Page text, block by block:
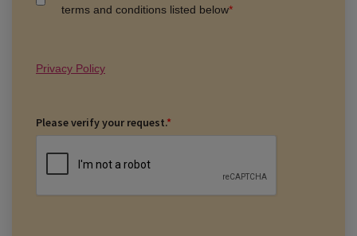
terms and conditions listed below*
Privacy Policy
Please verify your request.*